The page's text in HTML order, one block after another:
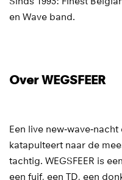
en Wave band.
Over WEGSFEER
Een live
katapulteert naar de
tachtig. WEGSFEER is
een fuif, een TD, een